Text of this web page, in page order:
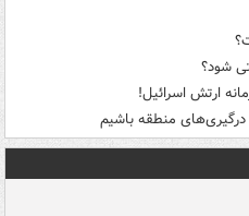
شود؟
ارتش اسرائیل!
درگیری‌های منطقه باشیم